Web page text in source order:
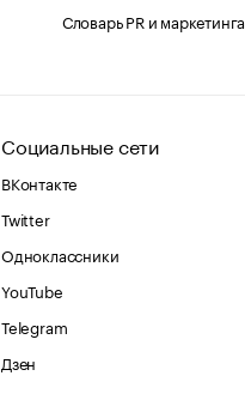
Словарь PR и маркетинга
Социальные сети
ВКонтакте
Twitter
Одноклассники
YouTube
Telegram
Дзен